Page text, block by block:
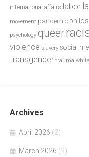
international affairs labor
movement pandemic
psychology queer
violence slavery social
transgender trauma
Archives
April 2026 (2)
March 2026 (2)